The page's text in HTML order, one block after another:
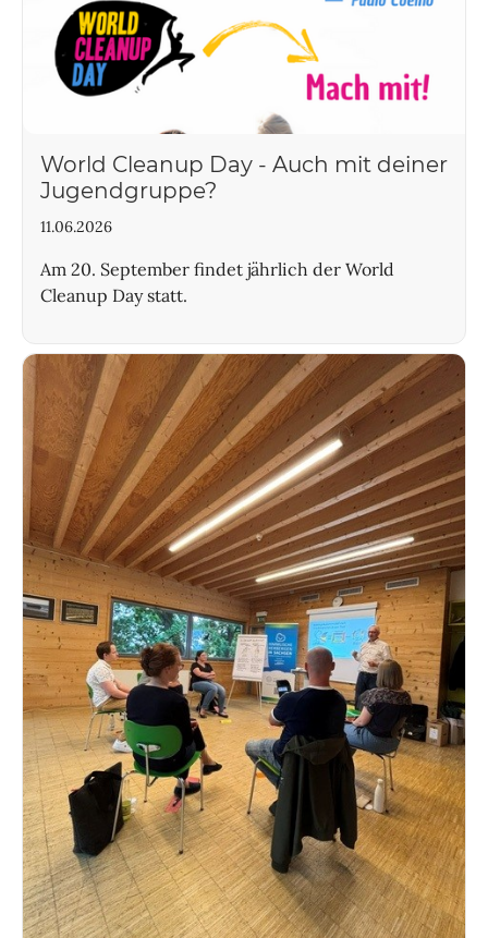
World Cleanup Day - Auch mit deiner
Jugendgruppe?
11.06.2026
Am 20. September findet jährlich der World
Cleanup Day statt.